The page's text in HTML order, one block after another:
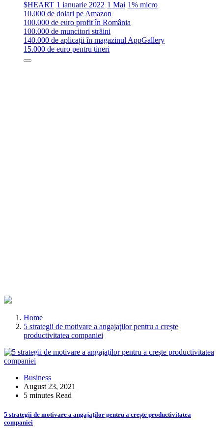
$HEART 1 ianuarie 2022 1 Mai 1% micro
10.000 de dolari pe Amazon
100.000 de euro profit în România
100.000 de muncitori străini
140.000 de aplicații în magazinul AppGallery
15.000 de euro pentru tineri
Home
5 strategii de motivare a angajaţilor pentru a crește
productivitatea companiei
Business
August 23, 2021
5 minutes Read
5 strategii de motivare a angajaţilor pentru a crește productivitatea
companiei